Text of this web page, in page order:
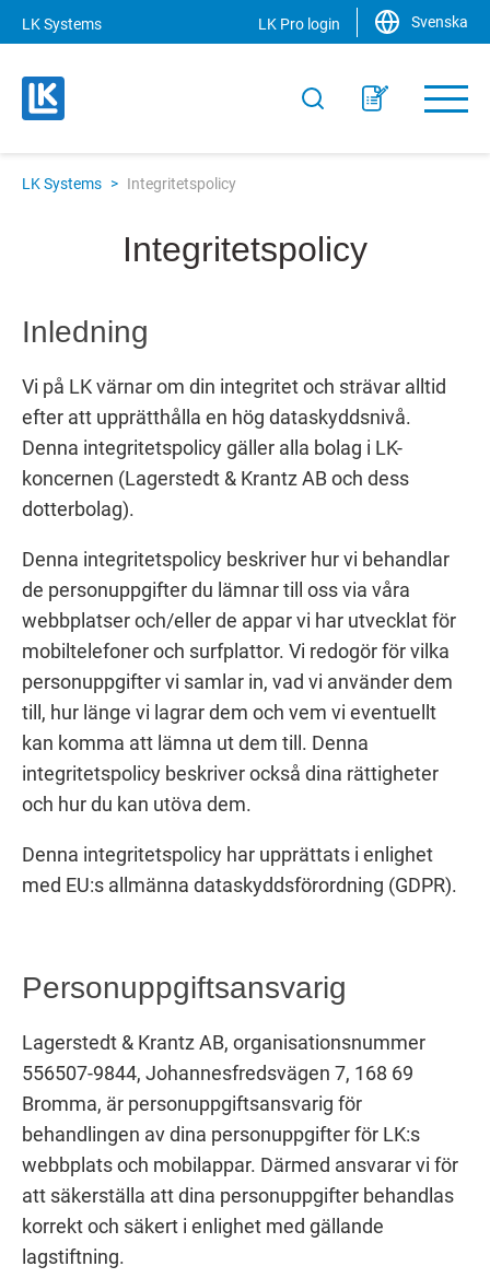
LK Systems LK Pro login Svenska
LK Systems > Integritetspolicy
Integritetspolicy
Inledning
Vi på LK värnar om din integritet och strävar alltid
efter att upprätthålla en hög dataskyddsnivå.
Denna integritetspolicy gäller alla bolag i LK-
koncernen (Lagerstedt & Krantz AB och dess
dotterbolag).
Denna integritetspolicy beskriver hur vi behandlar
de personuppgifter du lämnar till oss via våra
webbplatser och/eller de appar vi har utvecklat för
mobiltelefoner och surfplattor. Vi redogör för vilka
personuppgifter vi samlar in, vad vi använder dem
till, hur länge vi lagrar dem och vem vi eventuellt
kan komma att lämna ut dem till. Denna
integritetspolicy beskriver också dina rättigheter
och hur du kan utöva dem.
Denna integritetspolicy har upprättats i enlighet
med EU:s allmänna dataskyddsförordning (GDPR).
Personuppgiftsansvarig
Lagerstedt & Krantz AB, organisationsnummer
556507-9844, Johannesfredsvägen 7, 168 69
Bromma, är personuppgiftsansvarig för
behandlingen av dina personuppgifter för LK:s
webbplats och mobilappar. Därmed ansvarar vi för
att säkerställa att dina personuppgifter behandlas
korrekt och säkert i enlighet med gällande
lagstiftning.